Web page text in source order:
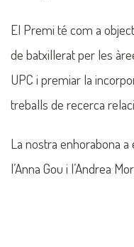
El Premi té com a
de batxillerat per les
UPC i premiar la
treballs de recerca
La nostra enhorabona
l’Anna Gou i l’Andrea